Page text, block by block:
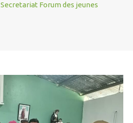
Secretariat Forum des jeunes